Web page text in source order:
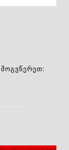
ᲛᲝᲒᲕᲬᲔᲠᲔᲗ: